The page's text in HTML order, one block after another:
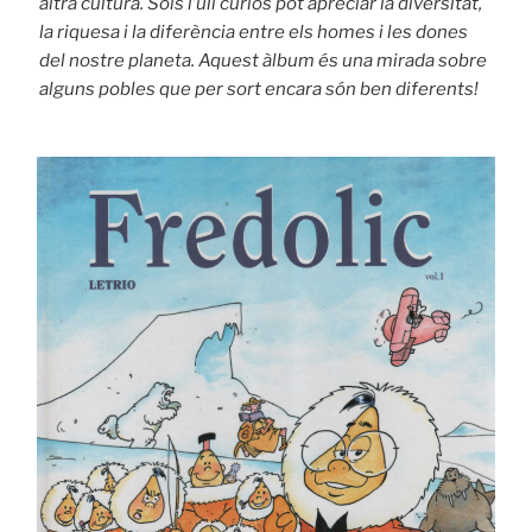
la riquesa i la diferència entre els homes i les dones
del nostre planeta. Aquest àlbum és una mirada sobre
alguns pobles que per sort encara són ben diferents!